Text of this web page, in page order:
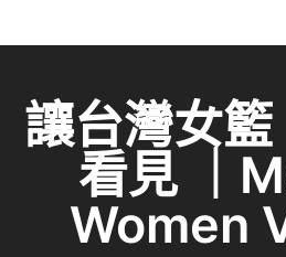
b
o
o
k
at
讓台灣女
看見 ｜
Women